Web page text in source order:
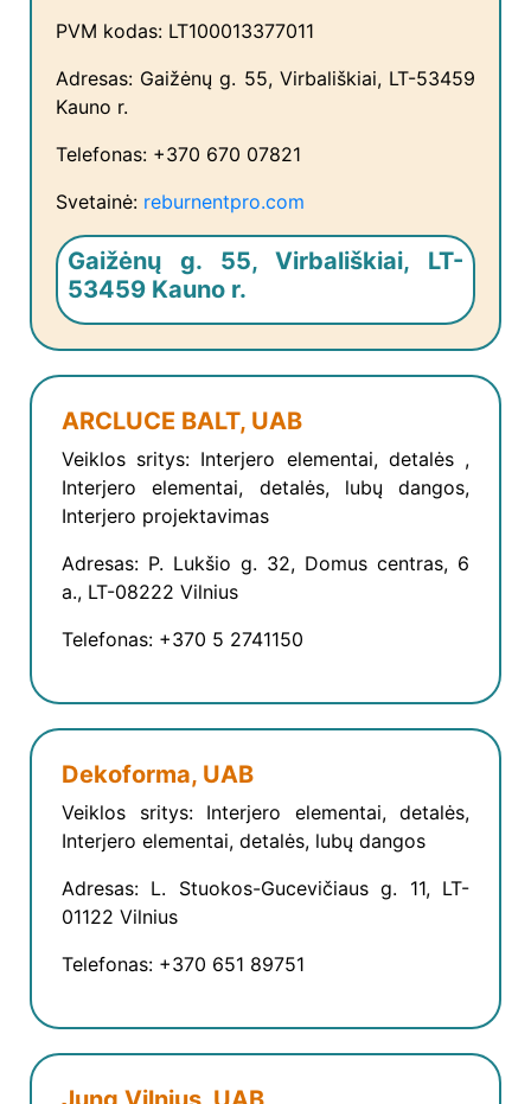
PVM kodas: LT100013377011
Adresas: Gaižėnų g. 55, Virbališkiai, LT-53459
Kauno r.
Telefonas: +370 670 07821
Svetainė: reburnentpro.com
Gaižėnų g. 55, Virbališkiai, LT-
53459 Kauno r.
ARCLUCE BALT, UAB
Veiklos sritys: Interjero elementai, detalės ,
Interjero elementai, detalės, lubų dangos,
Interjero projektavimas
Adresas: P. Lukšio g. 32, Domus centras, 6
a., LT-08222 Vilnius
Telefonas: +370 5 2741150
Dekoforma, UAB
Veiklos sritys: Interjero elementai, detalės,
Interjero elementai, detalės, lubų dangos
Adresas: L. Stuokos-Gucevičiaus g. 11, LT-
01122 Vilnius
Telefonas: +370 651 89751